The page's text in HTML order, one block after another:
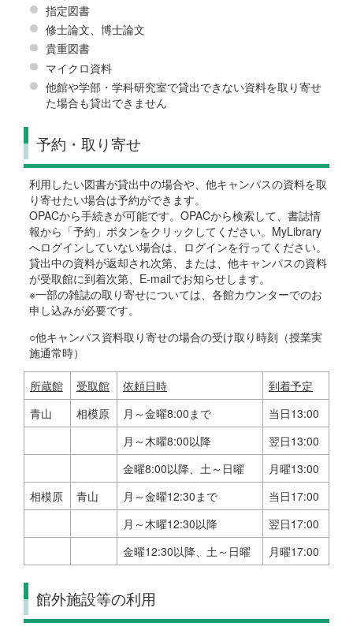
指定図書
修士論文、博士論文
貴重図書
マイクロ資料
他館や学部・学科研究室で貸出できない資料を取り寄せ
た場合も貸出できません
予約・取り寄せ
利用したい図書が貸出中の場合や、他キャンパスの資料を取
り寄せたい場合は予約ができます。
OPACから手続きが可能です。OPACから検索して、書誌情
報から「予約」ボタンをクリックしてください。MyLibrary
へログインしていない場合は、ログインを行ってください。
貸出中の資料が返却され次第、または、他キャンパスの資料
が受取館に到着次第、E-mailでお知らせします。
※一部の雑誌の取り寄せについては、各館カウンターでのお
申し込みが必要です。
○他キャンパス資料取り寄せの場合の受け取り時刻（授業実
施通常時）
所蔵館 受取館 依頼日時
到着予定
青山
相模原 月～金曜8:00まで
当日13:00
月～木曜8:00以降
翌日13:00
金曜8:00以降、土～日曜
月曜13:00
相模原
青山 月～金曜12:30まで
当日17:00
月～木曜12:30以降
翌日17:00
金曜12:30以降、土～日曜
月曜17:00
館外施設等の利用